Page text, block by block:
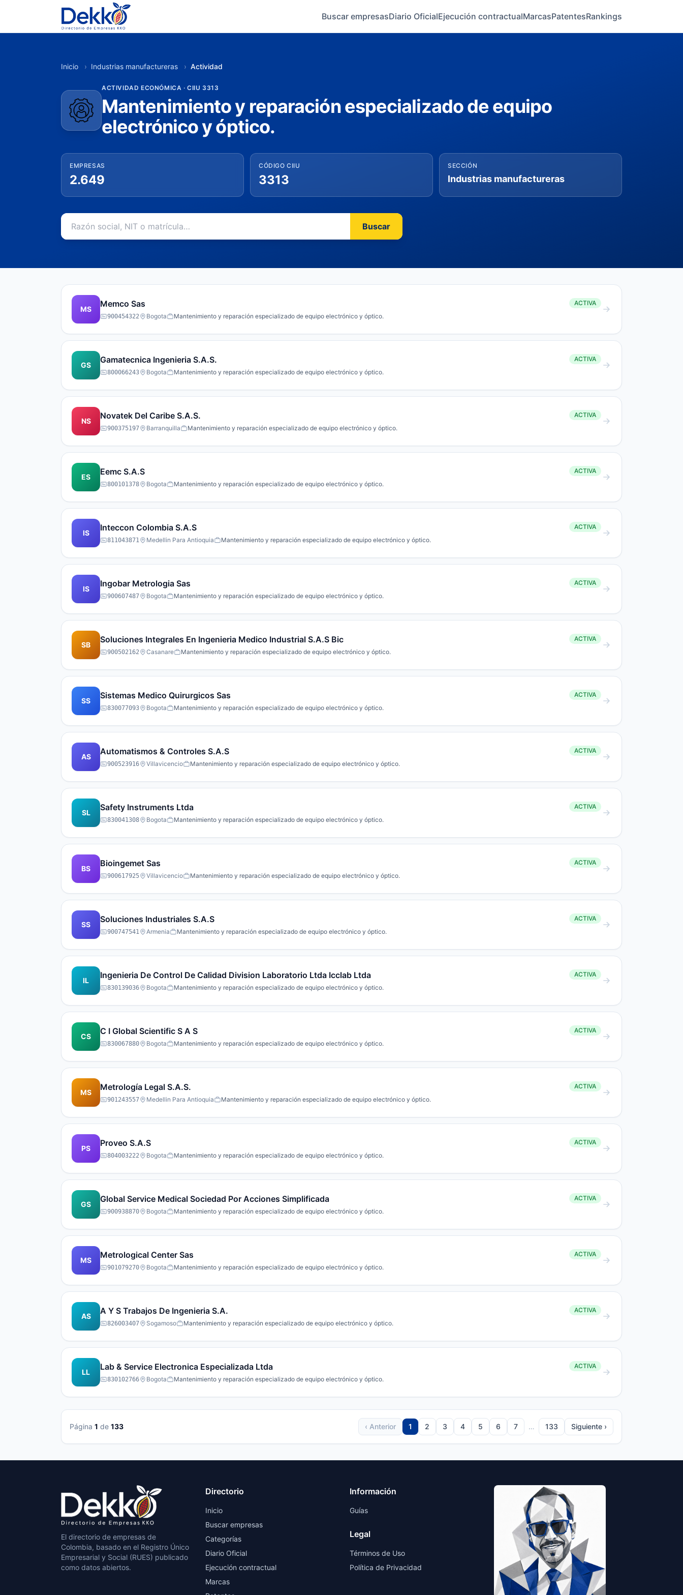
Buscar empresasDiario OficialEjecución contractualMarcasPatentesRankings
Inicio › Industrias manufactureras › Actividad
ACTIVIDAD ECONÓMICA · CIIU 3313
Mantenimiento y reparación especializado de equipo
electrónico y óptico.
EMPRESAS
2.649
CÓDIGO CIIU
3313
SECCIÓN
Industrias manufactureras
Buscar
MS
Memco Sas ACTIVA
900454322 Bogota Mantenimiento y reparación especializado de equipo electrónico y óptico.
GS
Gamatecnica Ingenieria S.A.S. ACTIVA
800066243 Bogota Mantenimiento y reparación especializado de equipo electrónico y óptico.
NS
Novatek Del Caribe S.A.S. ACTIVA
900375197 Barranquilla Mantenimiento y reparación especializado de equipo electrónico y óptico.
ES
Eemc S.A.S ACTIVA
800101378 Bogota Mantenimiento y reparación especializado de equipo electrónico y óptico.
IS
Inteccon Colombia S.A.S ACTIVA
811043871 Medellin Para Antioquia Mantenimiento y reparación especializado de equipo electrónico y óptico.
IS
Ingobar Metrologia Sas ACTIVA
900607487 Bogota Mantenimiento y reparación especializado de equipo electrónico y óptico.
SB
Soluciones Integrales En Ingenieria Medico Industrial S.A.S Bic ACTIVA
900502162 Casanare Mantenimiento y reparación especializado de equipo electrónico y óptico.
SS
Sistemas Medico Quirurgicos Sas ACTIVA
830077093 Bogota Mantenimiento y reparación especializado de equipo electrónico y óptico.
AS
Automatismos & Controles S.A.S ACTIVA
900523916 Villavicencio Mantenimiento y reparación especializado de equipo electrónico y óptico.
SL
Safety Instruments Ltda ACTIVA
830041308 Bogota Mantenimiento y reparación especializado de equipo electrónico y óptico.
BS
Bioingemet Sas ACTIVA
900617925 Villavicencio Mantenimiento y reparación especializado de equipo electrónico y óptico.
SS
Soluciones Industriales S.A.S ACTIVA
900747541 Armenia Mantenimiento y reparación especializado de equipo electrónico y óptico.
IL
Ingenieria De Control De Calidad Division Laboratorio Ltda Icclab Ltda ACTIVA
830139036 Bogota Mantenimiento y reparación especializado de equipo electrónico y óptico.
CS
C I Global Scientific S A S ACTIVA
830067880 Bogota Mantenimiento y reparación especializado de equipo electrónico y óptico.
MS
Metrología Legal S.A.S. ACTIVA
901243557 Medellin Para Antioquia Mantenimiento y reparación especializado de equipo electrónico y óptico.
PS
Proveo S.A.S ACTIVA
804003222 Bogota Mantenimiento y reparación especializado de equipo electrónico y óptico.
GS
Global Service Medical Sociedad Por Acciones Simplificada ACTIVA
900938870 Bogota Mantenimiento y reparación especializado de equipo electrónico y óptico.
MS
Metrological Center Sas ACTIVA
901079270 Bogota Mantenimiento y reparación especializado de equipo electrónico y óptico.
AS
A Y S Trabajos De Ingenieria S.A. ACTIVA
826003407 Sogamoso Mantenimiento y reparación especializado de equipo electrónico y óptico.
LL
Lab & Service Electronica Especializada Ltda ACTIVA
830102766 Bogota Mantenimiento y reparación especializado de equipo electrónico y óptico.
Página 1 de 133 ‹ Anterior 1 2 3 4 5 6 7 … 133 Siguiente ›
El directorio de empresas de
Colombia, basado en el Registro Único
Empresarial y Social (RUES) publicado
como datos abiertos.
Directorio
Inicio
Buscar empresas
Categorías
Diario Oficial
Ejecución contractual
Marcas
Información
Guías
Legal
Términos de Uso
Política de Privacidad